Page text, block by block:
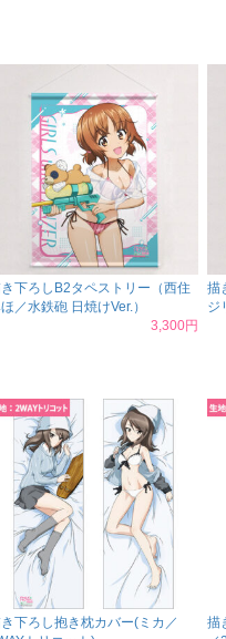
下ろしB2タペストリー（西住
／水鉄砲 日焼けVer.）
3,300円
描
ジ
下ろし抱き枕カバー(ミカ／
描